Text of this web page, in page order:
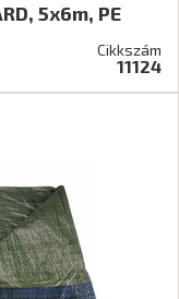
5x6m, PE
Cikkszám
11124